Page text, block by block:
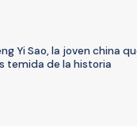
Yi Sao, la joven china
temida de la historia